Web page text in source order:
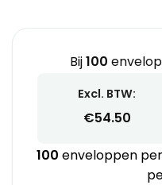
Bij100
Excl. BTW:
€54.50
100 enveloppen